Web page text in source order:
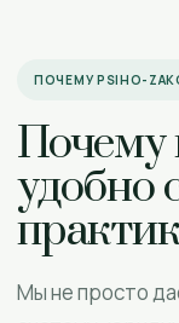
ПОЧЕМУ PSIHO-
Почему
удобно
Мы не просто